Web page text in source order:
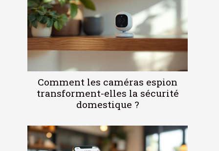
Comment les caméras espion
transforment-elles la sécurité
domestique ?